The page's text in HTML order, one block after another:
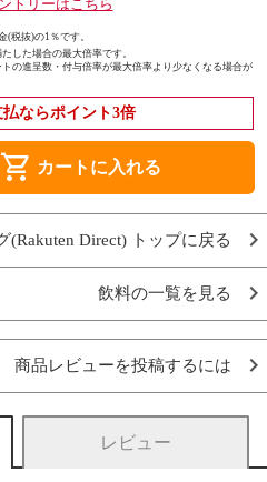
トリーはこちら
税抜)の1％です。
した場合の最大倍率です。
の進呈数・付与倍率が最大倍率より少なくなる場合が
ならポイント3倍
shopping_cart カートに入れる
(Rakuten Direct) トップに戻る
飲料の一覧を見る
商品レビューを投稿するには
レビュー